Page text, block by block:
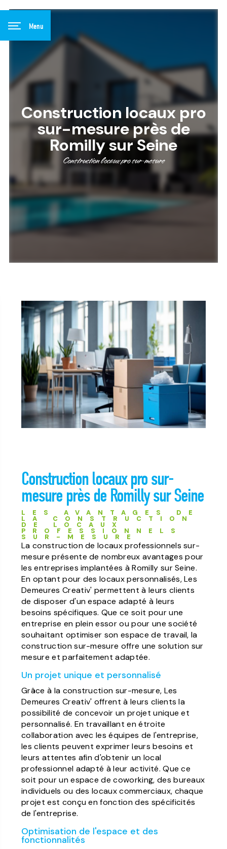
Menu
Construction locaux pro
sur-mesure près de
Romilly sur Seine
Construction locaux pro sur-mesure
Construction locaux pro sur-
mesure près de Romilly sur Seine
LES AVANTAGES DE
LA CONSTRUCTION
DE LOCAUX
PROFESSIONNELS
SUR-MESURE
La construction de locaux professionnels sur-
mesure présente de nombreux avantages pour
les entreprises implantées à Romilly sur Seine.
En optant pour des locaux personnalisés, Les
Demeures Creativ' permettent à leurs clients
de disposer d'un espace adapté à leurs
besoins spécifiques. Que ce soit pour une
entreprise en plein essor ou pour une société
souhaitant optimiser son espace de travail, la
construction sur-mesure offre une solution sur
mesure et parfaitement adaptée.
Un projet unique et personnalisé
Grâce à la construction sur-mesure, Les
Demeures Creativ' offrent à leurs clients la
possibilité de concevoir un projet unique et
personnalisé. En travaillant en étroite
collaboration avec les équipes de l'entreprise,
les clients peuvent exprimer leurs besoins et
leurs attentes afin d'obtenir un local
professionnel adapté à leur activité. Que ce
soit pour un espace de coworking, des bureaux
individuels ou des locaux commerciaux, chaque
projet est conçu en fonction des spécificités
de l'entreprise.
Optimisation de l'espace et des
fonctionnalités